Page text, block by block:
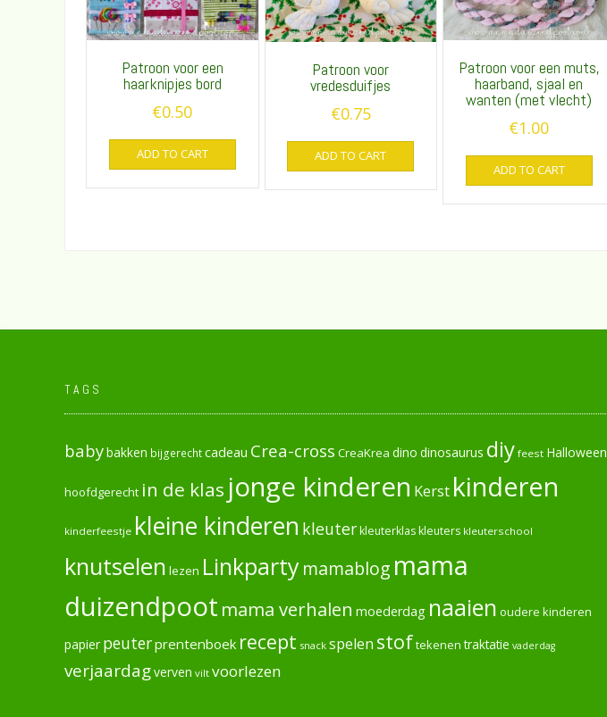
Patroon voor een
haarknipjes bord
€0.50
ADD TO CART
Patroon voor
vredesduifjes
€0.75
ADD TO CART
Patroon voor een muts,
haarband, sjaal en
wanten (met vlecht)
€1.00
ADD TO CART
TAGS
babybakken bijgerechtcadeau Crea-cross CreaKrea dino dinosaurus diy feest Halloween
hoofdgerecht in de klas jonge kinderen Kerst kinderen
kinderfeestje kleine kinderen kleuterkleuterklaskleuters kleuterschool
knutselen lezen Linkpartymamablog mama
duizendpoot mama verhalen moederdag naaien oudere kinderen
papier peuterprentenboek recept snack spelen stoftekenen traktatie vaderdag
verjaardagverven vilt voorlezen